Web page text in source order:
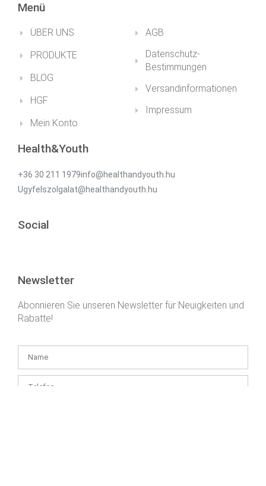
Menü
ÜBER UNS
PRODUKTE
BLOG
HGF
Mein Konto
AGB
Datenschutz-
Bestimmungen
Versandinformationen
Impressum
Health&Youth
+36 30 211 1979info@healthandyouth.hu
Ugyfelszolgalat@healthandyouth.hu
Social
Newsletter
Abonnieren Sie unseren Newsletter für Neuigkeiten und
Rabatte!